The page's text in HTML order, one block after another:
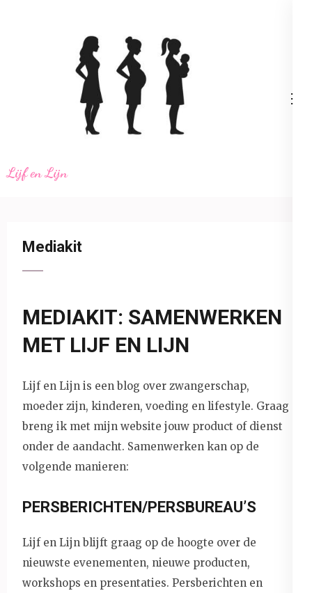
Lijf en Lijn
Mediakit
MEDIAKIT: SAMENWERKEN
MET LIJF EN LIJN
Lijf en Lijn is een blog over zwangerschap,
moeder zijn, kinderen, voeding en lifestyle. Graag
breng ik met mijn website jouw product of dienst
onder de aandacht. Samenwerken kan op de
volgende manieren:
PERSBERICHTEN/PERSBUREAU’S
Lijf en Lijn blijft graag op de hoogte over de
nieuwste evenementen, nieuwe producten,
workshops en presentaties. Persberichten en